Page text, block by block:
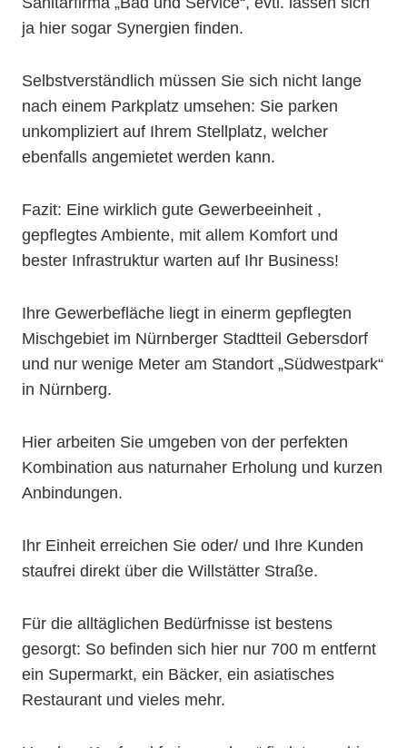
ja hier sogar Synergien finden.
Selbstverständlich müssen Sie sich nicht lange
nach einem Parkplatz umsehen: Sie parken
unkompliziert auf Ihrem Stellplatz, welcher
ebenfalls angemietet werden kann.
Fazit: Eine wirklich gute Gewerbeeinheit ,
gepflegtes Ambiente, mit allem Komfort und
bester Infrastruktur warten auf Ihr Business!
Ihre Gewerbefläche liegt in einerm gepflegten
Mischgebiet im Nürnberger Stadtteil Gebersdorf
und nur wenige Meter am Standort „Südwestpark“
in Nürnberg.
Hier arbeiten Sie umgeben von der perfekten
Kombination aus naturnaher Erholung und kurzen
Anbindungen.
Ihr Einheit erreichen Sie oder/ und Ihre Kunden
staufrei direkt über die Willstätter Straße.
Für die alltäglichen Bedürfnisse ist bestens
gesorgt: So befinden sich hier nur 700 m entfernt
ein Supermarkt, ein Bäcker, ein asiatisches
Restaurant und vieles mehr.